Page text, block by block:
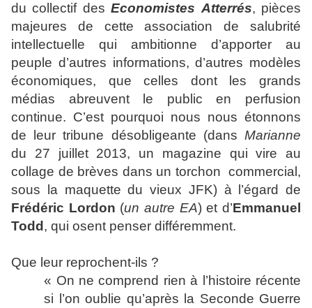
du collectif desEconomistes Atterrés, pièces
majeures de cette association de salubrité
intellectuelle qui ambitionne d’apporter au
peuple d’autres informations, d’autres modèles
économiques, que celles dont les grands
médias abreuvent le public en perfusion
continue. C’est pourquoi nous nous étonnons
de leur tribune désobligeante (dans Marianne
du 27 juillet 2013, un magazine qui vire au
collage de brèves dans un torchon commercial,
sous la maquette du vieux JFK) à l’égard de
Frédéric Lordon (un autre EA) et d’Emmanuel
Todd , qui osent penser différemment.
Que leur reprochent-ils ?
« On ne comprend rien à l’histoire récente
si l’on oublie qu’après la Seconde Guerre